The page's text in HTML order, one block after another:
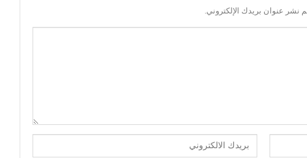
نشر عنوان بريدك الإلكتروني.